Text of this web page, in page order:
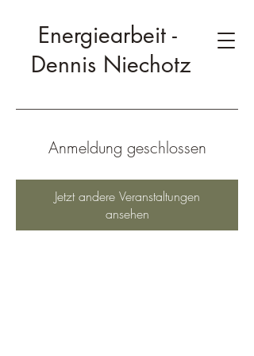
Energiearbeit -
Dennis Niechotz
Anmeldung geschlossen
Jetzt andere Veranstaltungen
ansehen